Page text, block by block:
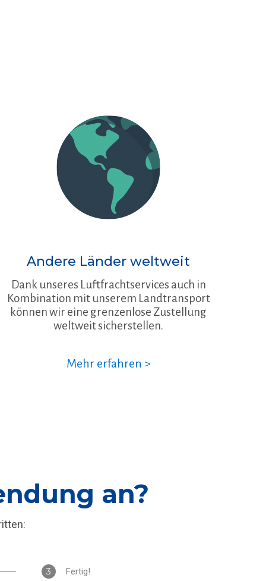
Andere Länder weltweit
Dank unseres Luftfrachtservices auch in
Kombination mit unserem Landtransport
können wir eine grenzenlose Zustellung
weltweit sicherstellen.
Mehr erfahren >
an?
3 Fertig!